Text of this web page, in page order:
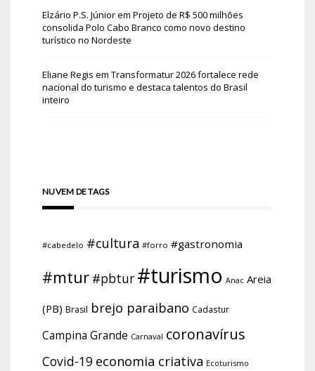
Elzário P.S. Júniorem Projeto de R$ 500 milhões
consolida Polo Cabo Branco como novo destino
turístico no Nordeste
Eliane Regis em Transformatur 2026 fortalece rede
nacional do turismo e destaca talentos do Brasil
inteiro
NUVEM DE TAGS
#cabedelo #cultura #forro #gastronomia
#mtur #pbtur #turismo Anac Areia
(PB) Brasil brejo paraibano Cadastur
Campina Grande Carnaval coronavírus
Covid-19 economia criativa Ecoturismo